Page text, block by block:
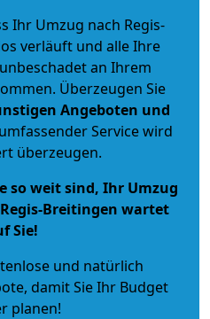
Ihr Umzug nach Regis-
verläuft und alle Ihre
an Ihrem
Überzeugen Sie
Angeboten und
Service wird
überzeugen.
so weit sind, Ihr Umzug
Breitingen wartet
Sie!
und natürlich
, damit Sie Ihr Budget
planen!